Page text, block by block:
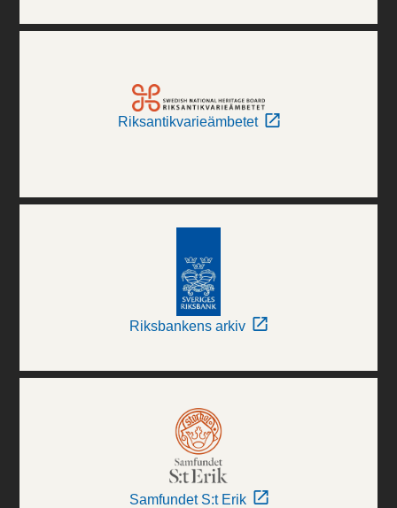
Riksantikvarieämbetet
Riksbankens arkiv
Samfundet S:t Erik